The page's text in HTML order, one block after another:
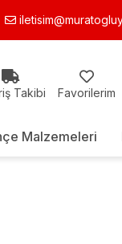
Takibi Favorilerim
Malzemeleri